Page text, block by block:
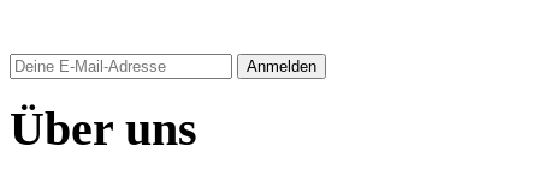
Anmelden
Über uns